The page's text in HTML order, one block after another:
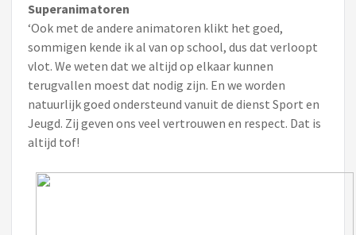
Superanimatoren
‘Ook met de andere animatoren klikt het goed,
sommigen kende ik al van op school, dus dat verloopt
vlot. We weten dat we altijd op elkaar kunnen
terugvallen moest dat nodig zijn. En we worden
natuurlijk goed ondersteund vanuit de dienst Sport en
Jeugd. Zij geven ons veel vertrouwen en respect. Dat is
altijd tof!